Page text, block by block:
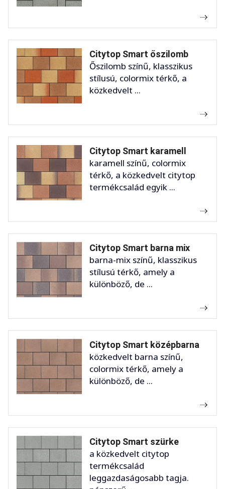
Citytop Smart őszilomb
Őszilomb színű, klasszikus
stílusú, colormix térkő, a
közkedvelt ...
Citytop Smart karamell
karamell színű, colormix
térkő, a közkedvelt citytop
termékcsalád egyik ...
Citytop Smart barna mix
barna-mix színű, klasszikus
stílusú térkő, amely a
különböző, de ...
Citytop Smart középbarna
közkedvelt barna színű,
colormix térkő, amely a
különböző, de ...
Citytop Smart szürke
a közkedvelt citytop
termékcsalád
leggazdaságosabb tagja.